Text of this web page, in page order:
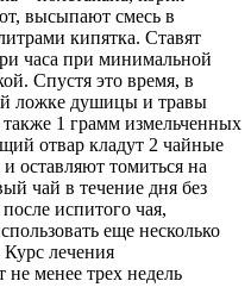
высыпают смесь в
кипятка. Ставят
часа при минимальной
Спустя это время, в
ложке душицы и травы
1 грамм измельченных
отвар кладут 2 чайные
оставляют томиться на
чай в течение дня без
испитого чая,
еще несколько
Курс лечения
не менее трех недель